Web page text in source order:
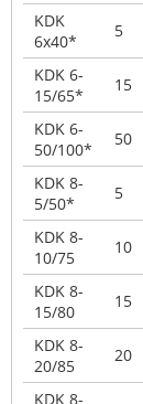
KDK
6x40*
5
KDK 6-
15/65*
15
KDK 6-
50/100*
50
KDK 8-
5/50*
5
KDK 8-
10/75
10
KDK 8-
15/80
15
KDK 8-
20/85
20
KDK 8-